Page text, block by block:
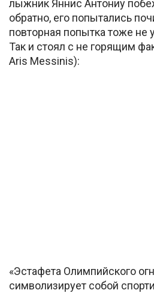
лыжник Яннис Антониу
обратно, его попытались
повторная попытка тоже не
Так и стоял с не горящим
Aris Messinis):
«Эстафета Олимпийского
символизирует собой